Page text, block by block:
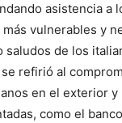
asistencia a
vulnerables y
saludos de los
refirió al
en el exterior y
como el